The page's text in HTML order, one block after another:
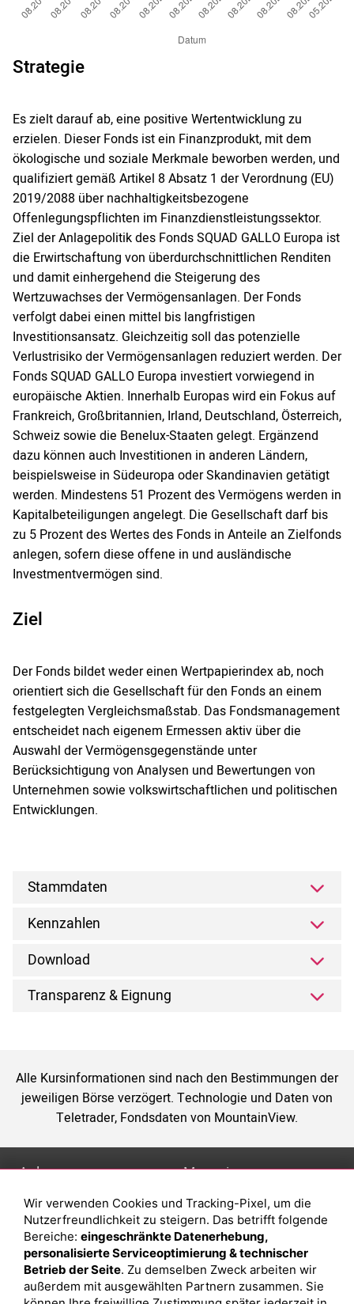
Strategie
Es zielt darauf ab, eine positive Wertentwicklung zu
erzielen. Dieser Fonds ist ein Finanzprodukt, mit dem
ökologische und soziale Merkmale beworben werden, und
qualifiziert gemäß Artikel 8 Absatz 1 der Verordnung (EU)
2019/2088 über nachhaltigkeitsbezogene
Offenlegungspflichten im Finanzdienstleistungssektor.
Ziel der Anlagepolitik des Fonds SQUAD GALLO Europa ist
die Erwirtschaftung von überdurchschnittlichen Renditen
und damit einhergehend die Steigerung des
Wertzuwachses der Vermögensanlagen. Der Fonds
verfolgt dabei einen mittel bis langfristigen
Investitionsansatz. Gleichzeitig soll das potenzielle
Verlustrisiko der Vermögensanlagen reduziert werden. Der
Fonds SQUAD GALLO Europa investiert vorwiegend in
europäische Aktien. Innerhalb Europas wird ein Fokus auf
Frankreich, Großbritannien, Irland, Deutschland, Österreich,
Schweiz sowie die Benelux-Staaten gelegt. Ergänzend
dazu können auch Investitionen in anderen Ländern,
beispielsweise in Südeuropa oder Skandinavien getätigt
werden. Mindestens 51 Prozent des Vermögens werden in
Kapitalbeteiligungen angelegt. Die Gesellschaft darf bis
zu 5 Prozent des Wertes des Fonds in Anteile an Zielfonds
anlegen, sofern diese offene in und ausländische
Investmentvermögen sind.
Ziel
Der Fonds bildet weder einen Wertpapierindex ab, noch
orientiert sich die Gesellschaft für den Fonds an einem
festgelegten Vergleichsmaßstab. Das Fondsmanagement
entscheidet nach eigenem Ermessen aktiv über die
Auswahl der Vermögensgegenstände unter
Berücksichtigung von Analysen und Bewertungen von
Unternehmen sowie volkswirtschaftlichen und politischen
Entwicklungen.
Stammdaten
Kennzahlen
Download
Transparenz & Eignung
Alle Kursinformationen sind nach den Bestimmungen der
jeweiligen Börse verzögert. Technologie und Daten von
Teletrader, Fondsdaten von MountainView.
Anlage
Depot eröffnen
Depot vergleichen
Junior Depot
Top-Seller-Fonds
Magazin
Was sind sind ETFs?
Sparplan Vorteile
Was ist ein Fonds?
Wir verwenden Cookies und Tracking-Pixel, um die
Nutzerfreundlichkeit zu steigern. Das betrifft folgende
Bereiche: eingeschränkte Datenerhebung,
personalisierte Serviceoptimierung & technischer
Betrieb der Seite. Zu demselben Zweck arbeiten wir
außerdem mit ausgewählten Partnern zusammen. Sie